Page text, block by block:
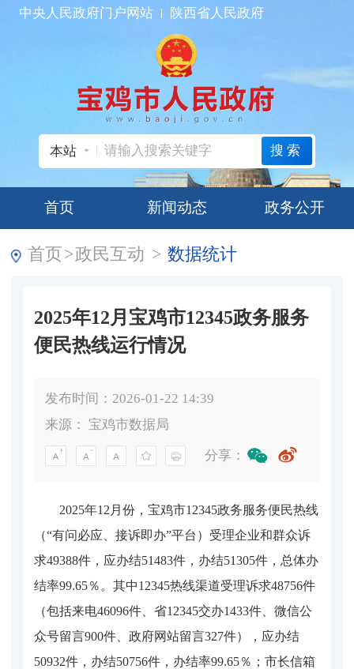
中央人民政府门户网站 陕西省人民政府
本站 搜索
首页 新闻动态 政务公开
首页>政民互动 > 数据统计
2025年12月宝鸡市12345政务服务
便民热线运行情况
发布时间：2026-01-22 14:39
来源： 宝鸡市数据局
分享：
2025年12月份，宝鸡市12345政务服务便民热线
（“有问必应、接诉即办”平台）受理企业和群众诉
求49388件，应办结51483件，办结51305件，总体办
结率99.65％。其中12345热线渠道受理诉求48756件
（包括来电46096件、省12345交办1433件、微信公
众号留言900件、政府网站留言327件），应办结
50932件，办结50756件，办结率99.65％；市长信箱